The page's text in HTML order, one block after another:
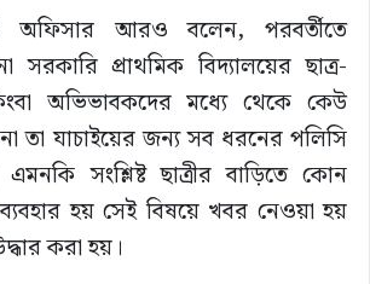
অফিসার আরও বলেন, পরবর্তীতে
সরকারি প্রাথমিক বিদ্যালয়ের ছাত্র-
অভিভাবকদের মধ্যে থেকে কেউ
তা যাচাইয়ের জন্য সব ধরনের পলিসি
সংশ্লিষ্ট ছাত্রীর বাড়িতে কোন
হয় সেই বিষয়ে খবর নেওয়া হয়
করা হয়।